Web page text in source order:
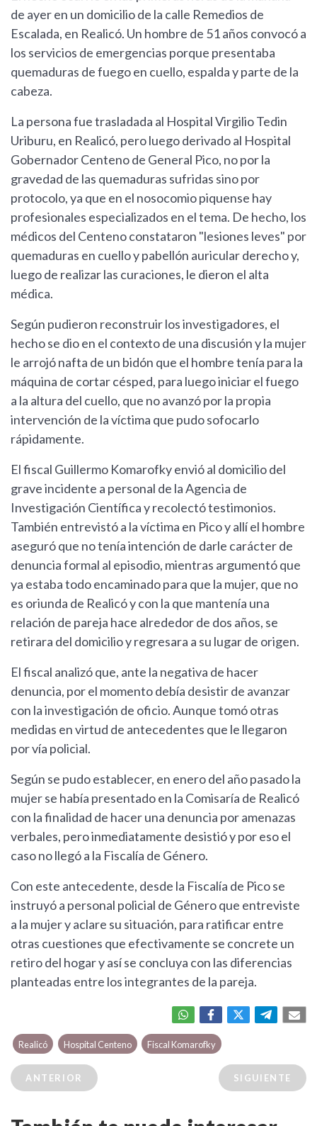
de ayer en un domicilio de la calle Remedios de
Escalada, en Realicó. Un hombre de 51 años convocó a
los servicios de emergencias porque presentaba
quemaduras de fuego en cuello, espalda y parte de la
cabeza.
La persona fue trasladada al Hospital Virgilio Tedin
Uriburu, en Realicó, pero luego derivado al Hospital
Gobernador Centeno de General Pico, no por la
gravedad de las quemaduras sufridas sino por
protocolo, ya que en el nosocomio piquense hay
profesionales especializados en el tema. De hecho, los
médicos del Centeno constataron "lesiones leves" por
quemaduras en cuello y pabellón auricular derecho y,
luego de realizar las curaciones, le dieron el alta
médica.
Según pudieron reconstruir los investigadores, el
hecho se dio en el contexto de una discusión y la mujer
le arrojó nafta de un bidón que el hombre tenía para la
máquina de cortar césped, para luego iniciar el fuego
a la altura del cuello, que no avanzó por la propia
intervención de la víctima que pudo sofocarlo
rápidamente.
El fiscal Guillermo Komarofky envió al domicilio del
grave incidente a personal de la Agencia de
Investigación Científica y recolectó testimonios.
También entrevistó a la víctima en Pico y allí el hombre
aseguró que no tenía intención de darle carácter de
denuncia formal al episodio, mientras argumentó que
ya estaba todo encaminado para que la mujer, que no
es oriunda de Realicó y con la que mantenía una
relación de pareja hace alrededor de dos años, se
retirara del domicilio y regresara a su lugar de origen.
El fiscal analizó que, ante la negativa de hacer
denuncia, por el momento debía desistir de avanzar
con la investigación de oficio. Aunque tomó otras
medidas en virtud de antecedentes que le llegaron
por vía policial.
Según se pudo establecer, en enero del año pasado la
mujer se había presentado en la Comisaría de Realicó
con la finalidad de hacer una denuncia por amenazas
verbales, pero inmediatamente desistió y por eso el
caso no llegó a la Fiscalía de Género.
Con este antecedente, desde la Fiscalía de Pico se
instruyó a personal policial de Género que entreviste
a la mujer y aclare su situación, para ratificar entre
otras cuestiones que efectivamente se concrete un
retiro del hogar y así se concluya con las diferencias
planteadas entre los integrantes de la pareja.
Realicó Hospital Centeno Fiscal Komarofky
ANTERIOR SIGUIENTE